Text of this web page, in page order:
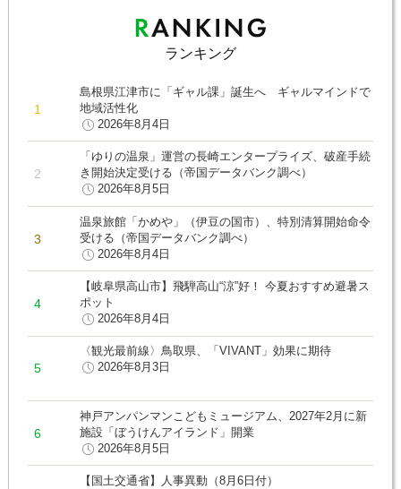
ランキング
島根県江津市に「ギャル課」誕生へ ギャルマインドで
地域活性化
2026年8月4日
「ゆりの温泉」運営の長崎エンタープライズ、破産手続
き開始決定受ける（帝国データバンク調べ）
2026年8月5日
温泉旅館「かめや」（伊豆の国市）、特別清算開始命令
受ける（帝国データバンク調べ）
2026年8月4日
【岐阜県高山市】飛騨高山“涼”好！ 今夏おすすめ避暑ス
ポット
2026年8月4日
〈観光最前線〉鳥取県、「VIVANT」効果に期待
2026年8月3日
神戸アンパンマンこどもミュージアム、2027年2月に新
施設「ぼうけんアイランド」開業
2026年8月5日
【国土交通省】人事異動（8月6日付）